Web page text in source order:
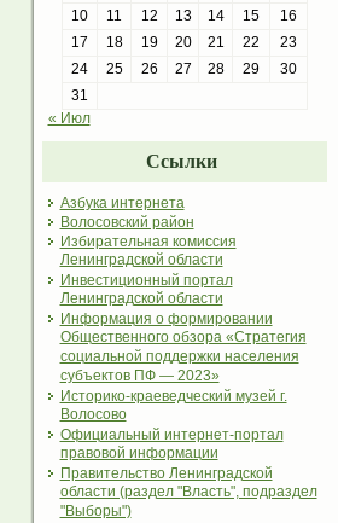
10
11 12 13 14 15
16
17
18 19 20 21 22
23
24
25 26 27 28 29
30
31
« Июл
Ссылки
Азбука интернета
Волосовский район
Избирательная комиссия
Ленинградской области
Инвестиционный портал
Ленинградской области
Информация о формировании
Общественного обзора «Стратегия
социальной поддержки населения
субъектов ПФ — 2023»
Историко-краеведческий музей г.
Волосово
Официальный интернет-портал
правовой информации
Правительство Ленинградской
области (раздел "Власть", подраздел
"Выборы")